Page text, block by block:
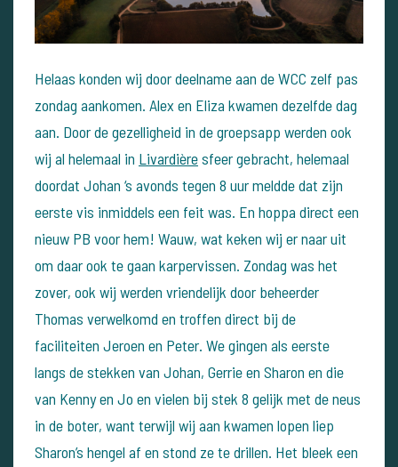
Helaas konden wij door deelname aan de WCC zelf pas
zondag aankomen. Alex en Eliza kwamen dezelfde dag
aan. Door de gezelligheid in de groepsapp werden ook
wij al helemaal in Livardièresfeer gebracht, helemaal
doordat Johan ‘s avonds tegen 8 uur meldde dat zijn
eerste vis inmiddels een feit was. En hoppa direct een
nieuw PB voor hem! Wauw, wat keken wij er naar uit
om daar ook te gaan karpervissen. Zondag was het
zover, ook wij werden vriendelijk door beheerder
Thomas verwelkomd en troffen direct bij de
faciliteiten Jeroen en Peter. We gingen als eerste
langs de stekken van Johan, Gerrie en Sharon en die
van Kenny en Jo en vielen bij stek 8 gelijk met de neus
in de boter, want terwijl wij aan kwamen lopen liep
Sharon’s hengel af en stond ze te drillen. Het bleek een